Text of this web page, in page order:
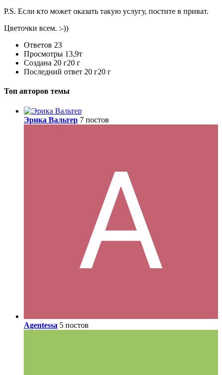
P.S. Если кто может оказать такую услугу, постите в приват.
Цветочки всем. :-))
Ответов 23
Просмотры 13,9т
Создана 20 г20 г
Последний ответ 20 г20 г
Топ авторов темы
Эрика Вальтер 7 постов
Agentessa 5 постов